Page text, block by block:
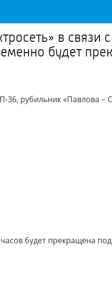
в связи
будет
рубильник «Павлова –
будет прекращена